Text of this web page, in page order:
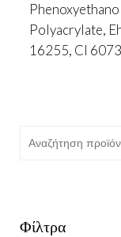
Polyacrylate,
16255, CI
Φίλτρα